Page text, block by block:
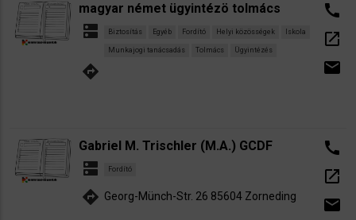
magyar német ügyintézö tolmács
dns Biztosítás Egyéb Fordító Helyi közösségek Iskola
Munkajogi tanácsadás Tolmács Ügyintézés
directions
call
open_in_new
email
Gabriel M. Trischler (M.A.) GCDF
dns Fordító
directions Georg-Münch-Str. 26 85604 Zorneding
call
open_in_new
email